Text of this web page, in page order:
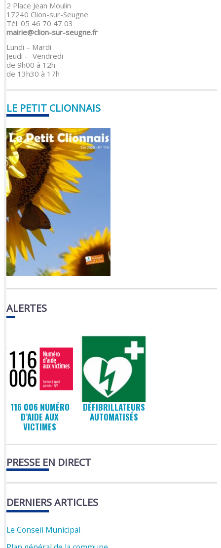
2 Place Jean Moulin
17240 Clion-sur-Seugne
Tél. 05 46 70 47 03
mairie@clion-sur-seugne.fr
Lundi – Mardi
Jeudi – Vendredi
de 9h00 à 12h
de 13h30 à 17h
LE PETIT CLIONNAIS
ALERTES
116 006 NUMÉRO
D’AIDE AUX
VICTIMES
DÉFIBRILLATEURS
AUTOMATISÉS
PRESSE EN DIRECT
DERNIERS ARTICLES
Le Conseil Municipal